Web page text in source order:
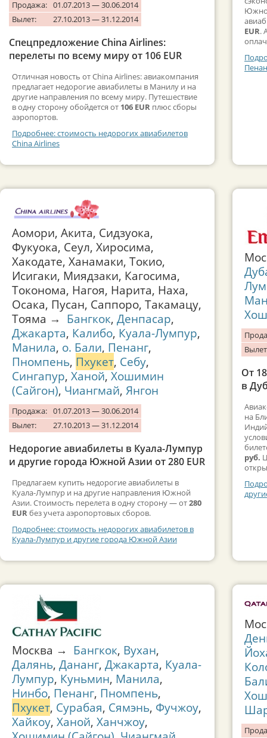
Продажа: 01.07.2013 — 30.06.2014
Вылет:
27.10.2013 — 31.12.2014
Спецпредложение China Airlines:
перелеты по всему миру от 106 EUR
Отличная новость от China Airlines: авиакомпания
предлагает недорогие авиабилеты в Манилу и на
другие направления по всему миру. Путешествие
в одну сторону обойдется от 106 EUR плюс сборы
аэропортов.
Подробнее: стоимость недорогих авиабилетов
China Airlines
Аомори, Акита, Сидзуока,
Фукуока, Сеул, Хиросима,
Хакодате, Ханамаки, Токио,
Исигаки, Миядзаки, Кагосима,
Токонома, Нагоя, Нарита, Наха,
Осака, Пусан, Саппоро, Такамацу,
Тояма → Бангкок, Денпасар,
Джакарта, Калибо, Куала-Лумпур,
Манила, о. Бали, Пенанг,
Пномпень, Пхукет, Себу,
Сингапур, Ханой, Хошимин
(Сайгон), Чиангмай, Янгон
Продажа: 01.07.2013 — 30.06.2014
Вылет:
27.10.2013 — 31.12.2014
Недорогие авиабилеты в Куала-Лумпур
и другие города Южной Азии от 280 EUR
Предлагаем купить недорогие авиабилеты в
Куала-Лумпур и на другие направления Южной
Азии. Стоимость перелета в одну сторону — от280
EURбез учета аэропортовых сборов.
Подробнее: стоимость недорогих авиабилетов в
Куала-Лумпур и другие города Южной Азии
Москва → Бангкок, Вухан,
Далянь, Дананг, Джакарта, Куала-
Лумпур, Куньмин, Манила,
Нинбо, Пенанг, Пномпень,
Пхукет, Сурабая, Сямэнь, Фучжоу,
Хайкоу, Ханой, Ханчжоу,
EUR.
От
в
на
руб.